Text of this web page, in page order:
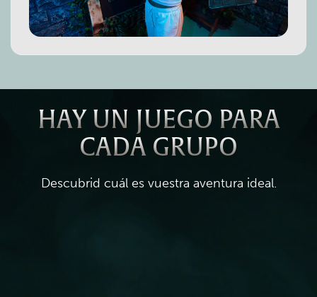
HAY UN JUEGO PARA
CADA GRUPO
Descubrid cuál es vuestra aventura ideal.